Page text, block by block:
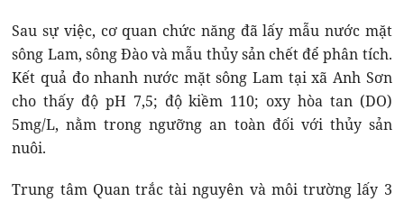
Sau sự việc, cơ quan chức năng đã lấy mẫu nước mặt
sông Lam, sông Đào và mẫu thủy sản chết để phân tích.
Kết quả đo nhanh nước mặt sông Lam tại xã Anh Sơn
cho thấy độ pH 7,5; độ kiềm 110; oxy hòa tan (DO)
5mg/L, nằm trong ngưỡng an toàn đối với thủy sản
nuôi.
Trung tâm Quan trắc tài nguyên và môi trường lấy 3